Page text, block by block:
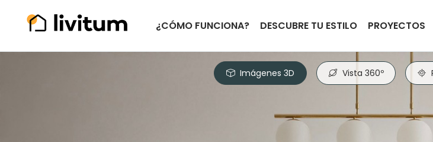
¿CÓMO FUNCIONA? DESCUBRE TU ESTILO PROYECTOS
Imágenes 3D Vista 360º